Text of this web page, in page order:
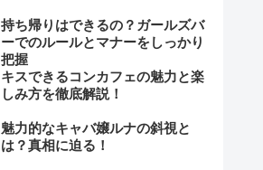
持ち帰りはできるの？ガールズバ
ーでのルールとマナーをしっかり
把握
キスできるコンカフェの魅力と楽
しみ方を徹底解説！
魅力的なキャバ嬢ルナの斜視と
は？真相に迫る！